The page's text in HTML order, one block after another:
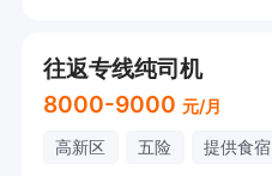
往返专线纯司机
8000-9000 元/月
高新区 五险 提供食宿